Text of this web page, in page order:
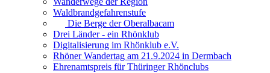
Waldbrandgefahrenstufe
Die Berge der Oberalbacam
Drei Länder - ein Rhönklub
Digitalisierung im Rhönklub e.V.
Rhöner Wandertag am 21.9.2024 in Dermbach
Ehrenamtspreis für Thüringer Rhönclubs